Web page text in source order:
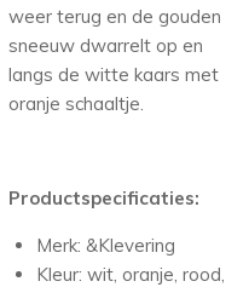
weer terug en de gouden
sneeuw dwarrelt op en
langs de witte kaars met
oranje schaaltje.
Productspecificaties:
Merk: &Klevering
Kleur: wit, oranje, rood,